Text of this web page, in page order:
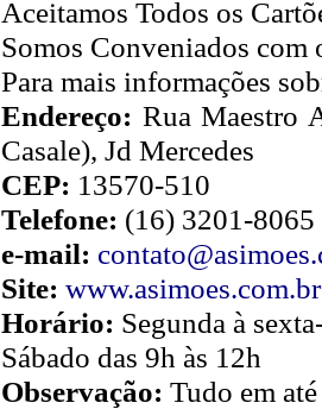
Aceitamos Todos os
Somos Conveniados
Para mais informações
Endereço: Rua Maestro
Casale), Jd Mercedes
CEP: 13570-510
Telefone: (16) 3201-8065
e-mail:
Site: www.asimoes.com.br
Horário: Segunda à
Sábado das 9h às 12h
Observação: Tudo em